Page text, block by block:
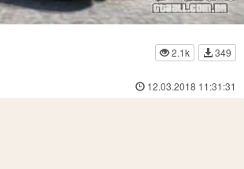
2.1k
349
12.03.2018 11:31:31